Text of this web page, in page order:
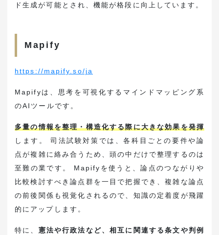
ド生成が可能とされ、機能が格段に向上しています。
Mapify
https://mapify.so/ja
Mapifyは、思考を可視化するマインドマッピング系
のAIツールです。
多量の情報を整理・構造化する際に大きな効果を発揮
します。 司法試験対策では、各科目ごとの要件や論
点が複雑に絡み合うため、頭の中だけで整理するのは
至難の業です。 Mapifyを使うと、論点のつながりや
比較検討すべき論点群を一目で把握でき、複雑な論点
の前後関係も視覚化されるので、知識の定着度が飛躍
的にアップします。
特に、 憲法や行政法など、相互に関連する条文や判例